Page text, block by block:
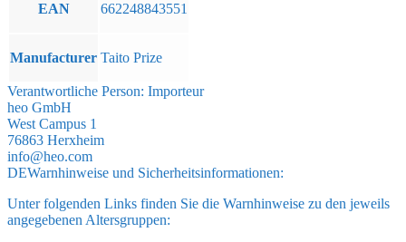
EAN 662248843551
Manufacturer Taito Prize
Verantwortliche Person: Importeur
heo GmbH
West Campus 1
76863 Herxheim
info@heo.com
DEWarnhinweise und Sicherheitsinformationen:
Unter folgenden Links finden Sie die Warnhinweise zu den jeweils
angegebenen Altersgruppen: